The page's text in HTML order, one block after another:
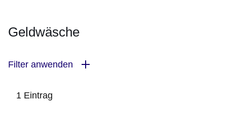
Geldwäsche
Filter anwenden
1 Eintrag